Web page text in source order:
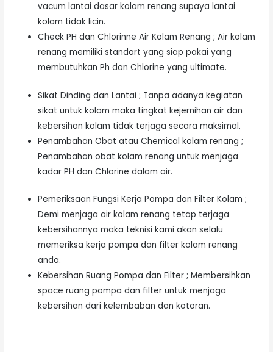
vacum lantai dasar kolam renang supaya lantai
kolam tidak licin.
Check PH dan Chlorinne Air Kolam Renang ; Air kolam
renang memiliki standart yang siap pakai yang
membutuhkan Ph dan Chlorine yang ultimate.
Sikat Dinding dan Lantai ; Tanpa adanya kegiatan
sikat untuk kolam maka tingkat kejernihan air dan
kebersihan kolam tidak terjaga secara maksimal.
Penambahan Obat atau Chemical kolam renang ;
Penambahan obat kolam renang untuk menjaga
kadar PH dan Chlorine dalam air.
Pemeriksaan Fungsi Kerja Pompa dan Filter Kolam ;
Demi menjaga air kolam renang tetap terjaga
kebersihannya maka teknisi kami akan selalu
memeriksa kerja pompa dan filter kolam renang
anda.
Kebersihan Ruang Pompa dan Filter ; Membersihkan
space ruang pompa dan filter untuk menjaga
kebersihan dari kelembaban dan kotoran.